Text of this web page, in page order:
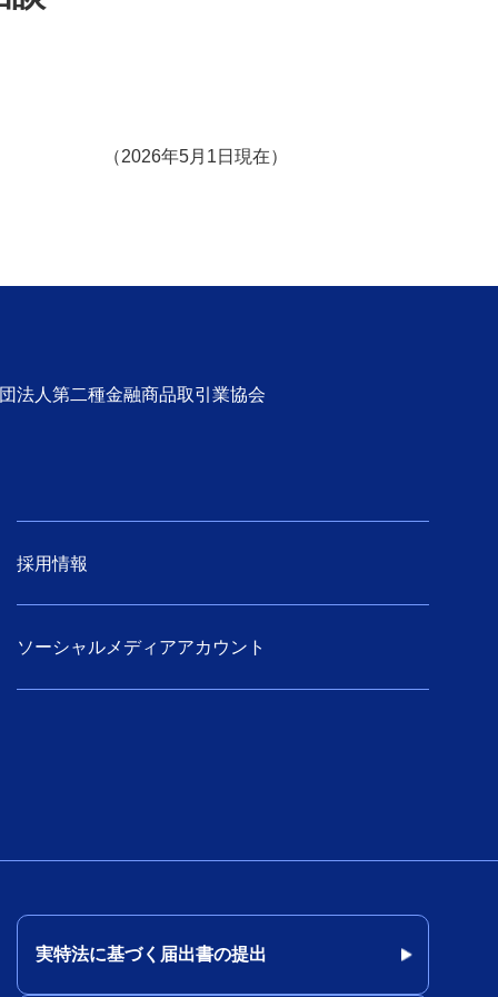
（2026年5月1日現在）
人第二種金融商品取引業協会
採用情報
ソーシャルメディアアカウント
実特法に基づく届出書の提出